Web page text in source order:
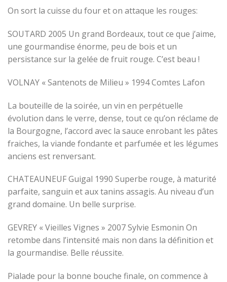
On sort la cuisse du four et on attaque les rouges:
SOUTARD 2005 Un grand Bordeaux, tout ce que j’aime,
une gourmandise énorme, peu de bois et un
persistance sur la gelée de fruit rouge. C’est beau !
VOLNAY « Santenots de Milieu » 1994 Comtes Lafon
La bouteille de la soirée, un vin en perpétuelle
évolution dans le verre, dense, tout ce qu’on réclame de
la Bourgogne, l’accord avec la sauce enrobant les pâtes
fraiches, la viande fondante et parfumée et les légumes
anciens est renversant.
CHATEAUNEUF Guigal 1990 Superbe rouge, à maturité
parfaite, sanguin et aux tanins assagis. Au niveau d’un
grand domaine. Un belle surprise.
GEVREY « Vieilles Vignes » 2007 Sylvie Esmonin On
retombe dans l’intensité mais non dans la définition et
la gourmandise. Belle réussite.
Pialade pour la bonne bouche finale, on commence à